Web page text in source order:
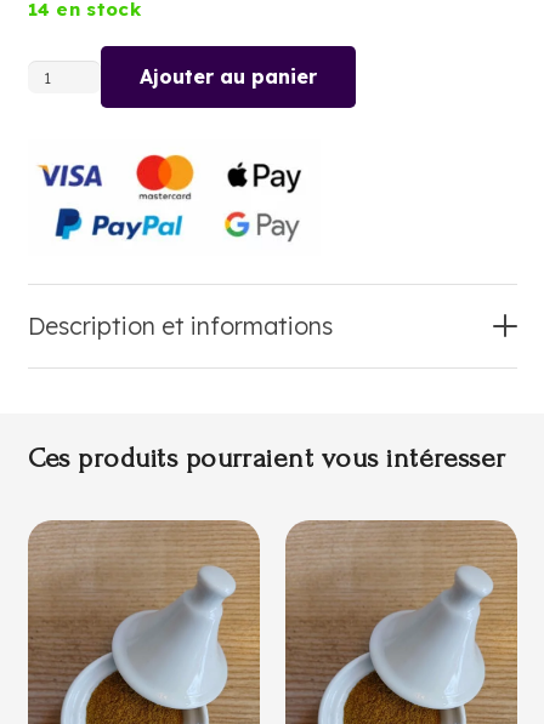
14 en stock
quantité
DU
MAQUIS
Ajouter au panier
Description et informations
Ces produits pourraient vous intéresser